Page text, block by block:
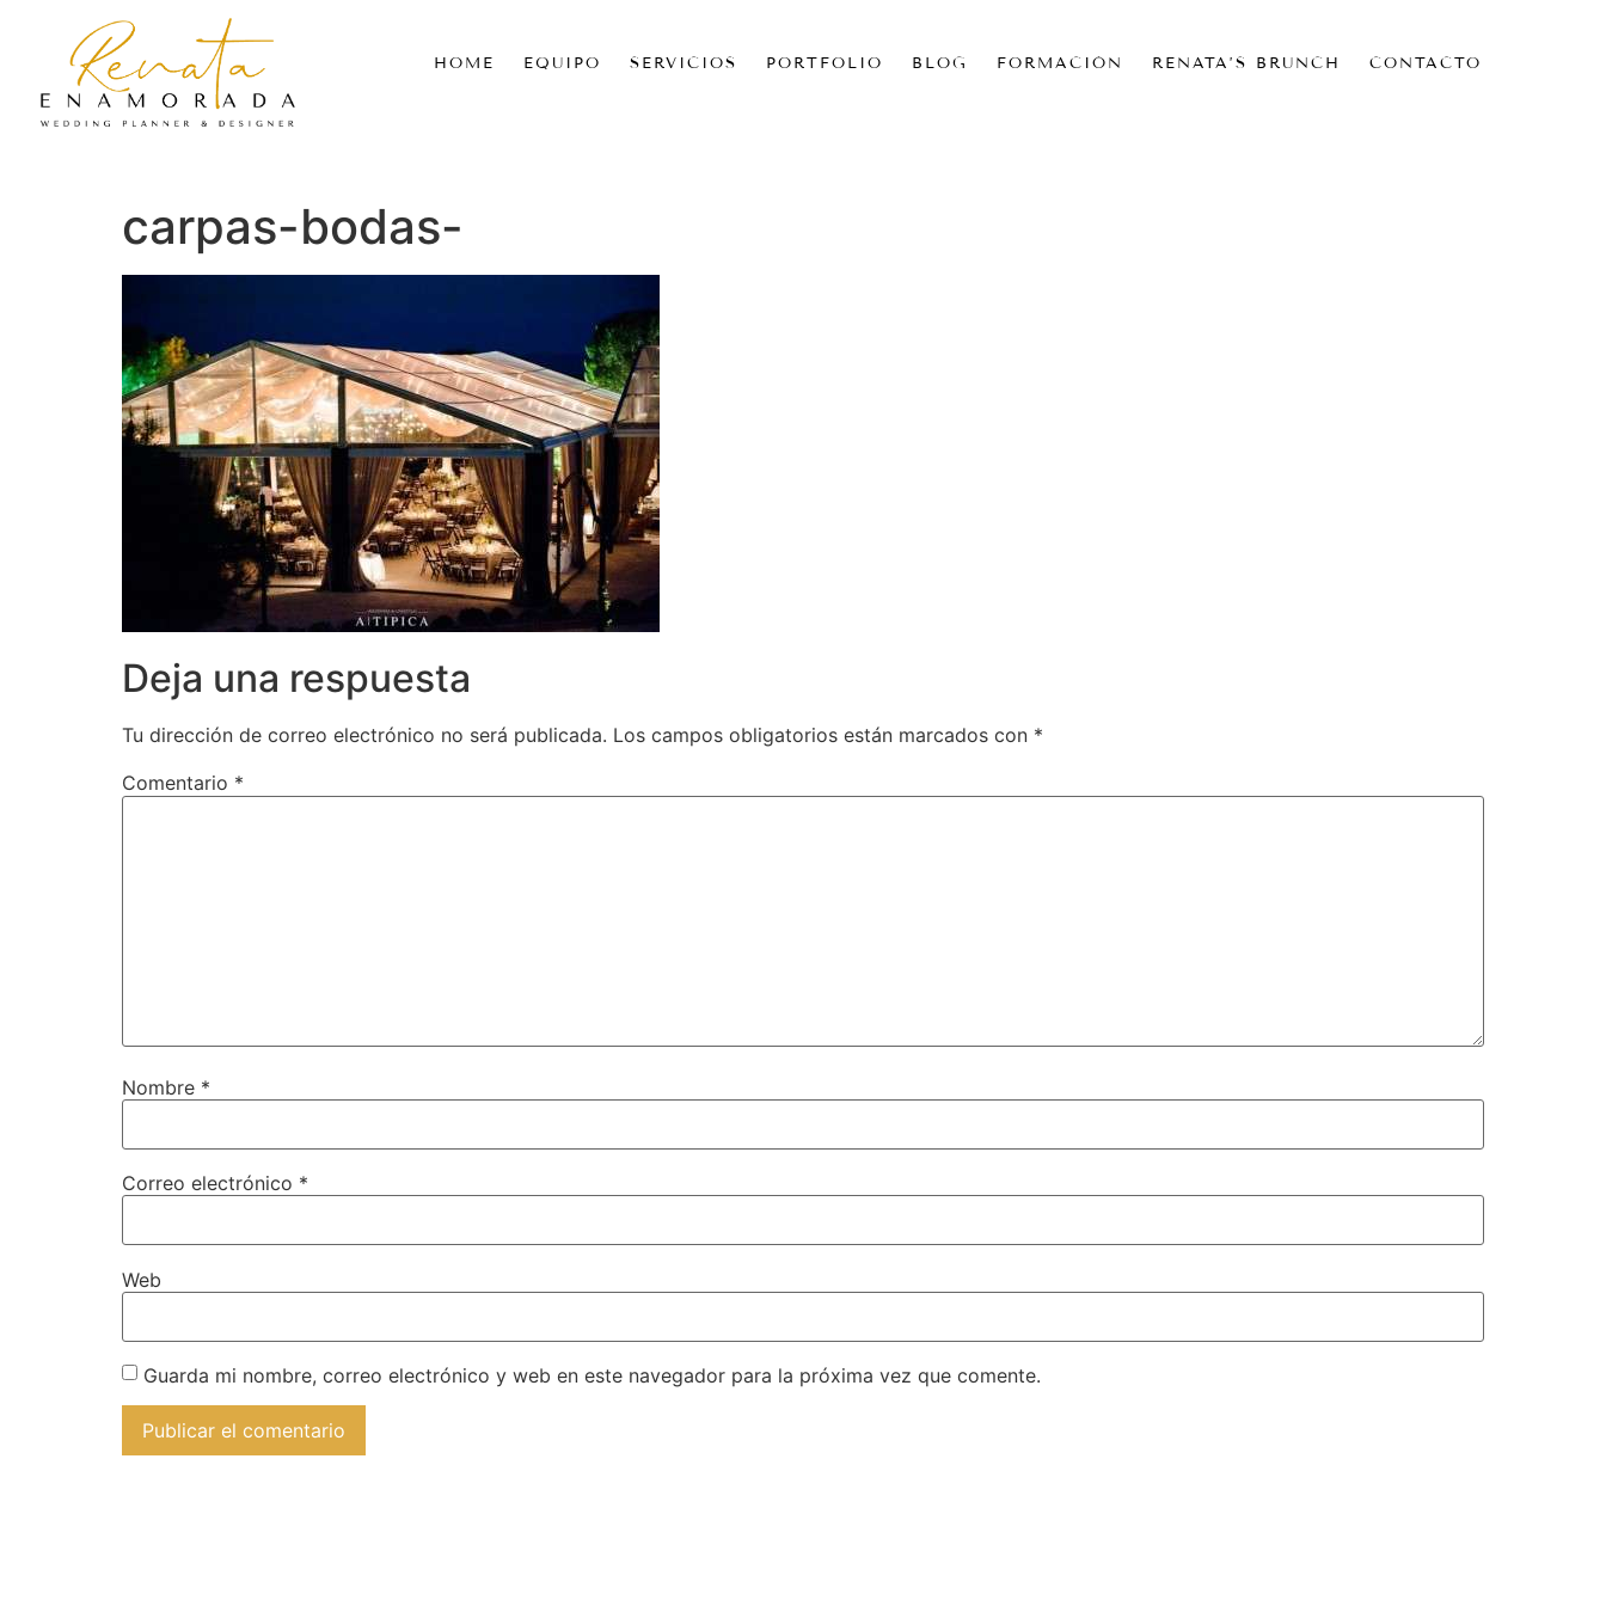
HOME EQUIPO SERVICIOS PORTFOLIO BLOG FORMACIÓN RENATA’S BRUNCH CONTACTO
carpas-bodas-
Deja una respuesta
Tu dirección de correo electrónico no será publicada. Los campos obligatorios están marcados con *
Comentario *
Nombre *
Correo electrónico *
Web
Guarda mi nombre, correo electrónico y web en este navegador para la próxima vez que comente.